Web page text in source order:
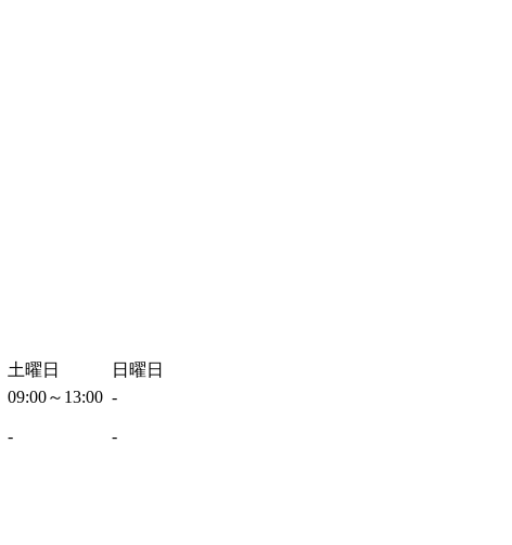
土曜日
日曜日
09:00～13:00 -
- -